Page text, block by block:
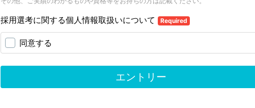
採用選考に関する個人情報取扱いについて Required
同意する
エントリー